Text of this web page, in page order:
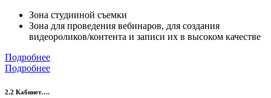
Зона студииной съемки
Зона для проведения вебинаров, для создания
видеороликов/контента и записи их в высоком качестве
Подробнее
Подробнее
2.2 Кабинет….